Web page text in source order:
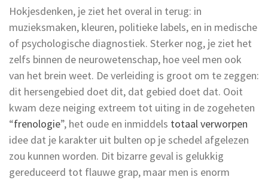
Hokjesdenken, je ziet het overal in terug: in
muzieksmaken, kleuren, politieke labels, en in medische
of psychologische diagnostiek. Sterker nog, je ziet het
zelfs binnen de neurowetenschap, hoe veel men ook
van het brein weet. De verleiding is groot om te zeggen:
dit hersengebied doet dit, dat gebied doet dat. Ooit
kwam deze neiging extreem tot uiting in de zogeheten
“frenologie”, het oude en inmiddels totaal verworpen
idee dat je karakter uit bulten op je schedel afgelezen
zou kunnen worden. Dit bizarre geval is gelukkig
gereduceerd tot flauwe grap, maar men is enorm